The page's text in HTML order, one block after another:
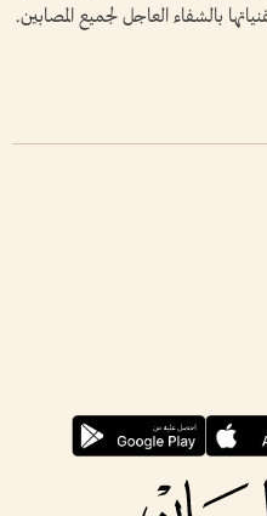
بالشفاء العاجل لجميع المصابين.